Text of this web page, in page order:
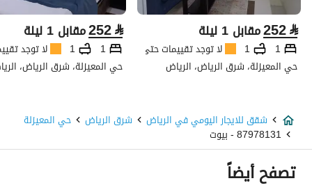
⃁
252مقابل 1 ليلة
1
1
لا توجد تقييمات حتى الآن
حي المعيزلة، شرق الرياض، الرياض
⃁
252مقابل 1 ليلة
1
1
لا توجد
حي المعيزلة، شرق الرياض،
شقق للايجار اليومي في الرياض شرق الرياض حي المعيزلة
87978131 - بيوت
تصفح أيضاً